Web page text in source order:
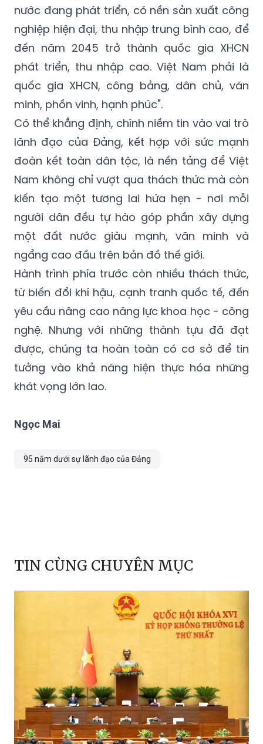
nước đang phát triển, có nền sản xuất công
nghiệp hiện đại, thu nhập trung bình cao, để
đến năm 2045 trở thành quốc gia XHCN
phát triển, thu nhập cao. Việt Nam phải là
quốc gia XHCN, công bằng, dân chủ, văn
minh, phồn vinh, hạnh phúc".
Có thể khẳng định, chính niềm tin vào vai trò
lãnh đạo của Đảng, kết hợp với sức mạnh
đoàn kết toàn dân tộc, là nền tảng để Việt
Nam không chỉ vượt qua thách thức mà còn
kiến tạo một tương lai hứa hẹn - nơi mỗi
người dân đều tự hào góp phần xây dựng
một đất nước giàu mạnh, văn minh và
ngẩng cao đầu trên bản đồ thế giới.
Hành trình phía trước còn nhiều thách thức,
từ biến đổi khí hậu, cạnh tranh quốc tế, đến
yêu cầu nâng cao năng lực khoa học - công
nghệ. Nhưng với những thành tựu đã đạt
được, chúng ta hoàn toàn có cơ sở để tin
tưởng vào khả năng hiện thực hóa những
khát vọng lớn lao.
Ngọc Mai
95 năm dưới sự lãnh đạo của Đảng
TIN CÙNG CHUYÊN MỤC